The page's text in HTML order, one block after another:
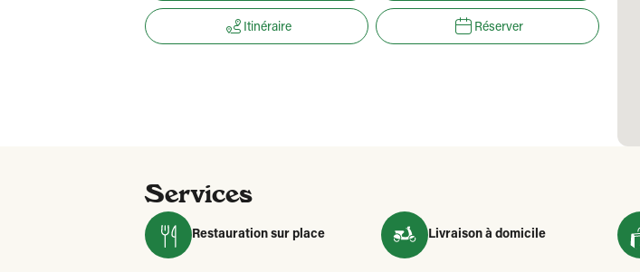
Itinéraire Réserver
Services
Restauration sur place Livraison à domicile